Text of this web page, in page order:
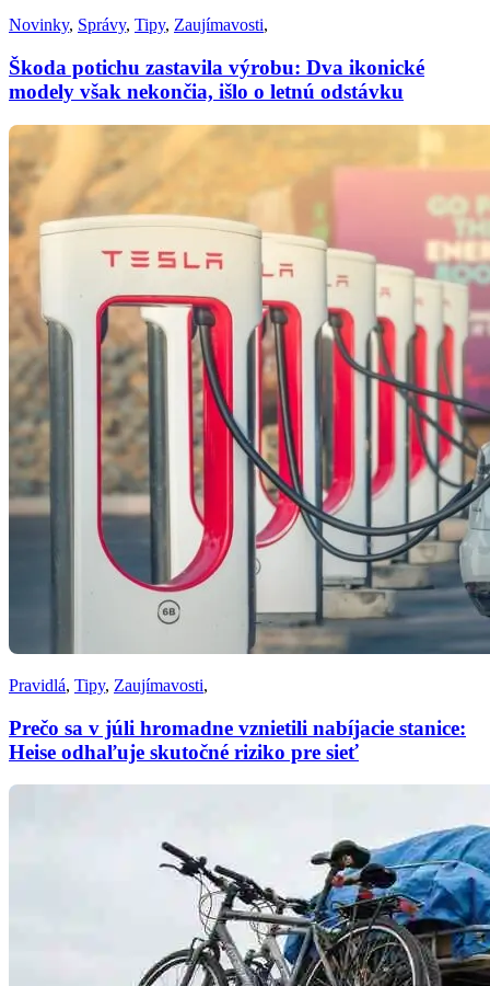
Novinky, Správy, Tipy, Zaujímavosti,
Škoda potichu zastavila výrobu: Dva ikonické
modely však nekončia, išlo o letnú odstávku
Pravidlá, Tipy, Zaujímavosti,
Prečo sa v júli hromadne vznietili nabíjacie stanice:
Heise odhaľuje skutočné riziko pre sieť